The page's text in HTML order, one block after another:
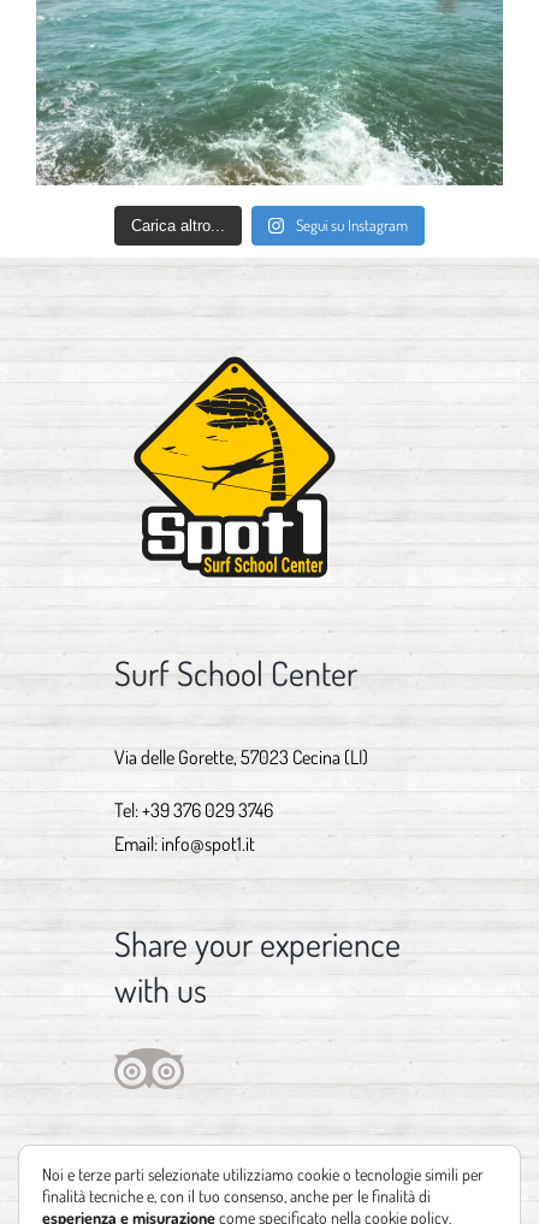
Carica altro... Segui su Instagram
Surf School Center
Via delle Gorette, 57023 Cecina (LI)
Tel:+39 376 029 3746
Email: info@spot1.it
Share your experience
with us
Noi e terze parti selezionate utilizziamo cookie o tecnologie simili per
finalità tecniche e, con il tuo consenso, anche per le finalità di
esperienza e misurazionecome specificato nellacookie policy